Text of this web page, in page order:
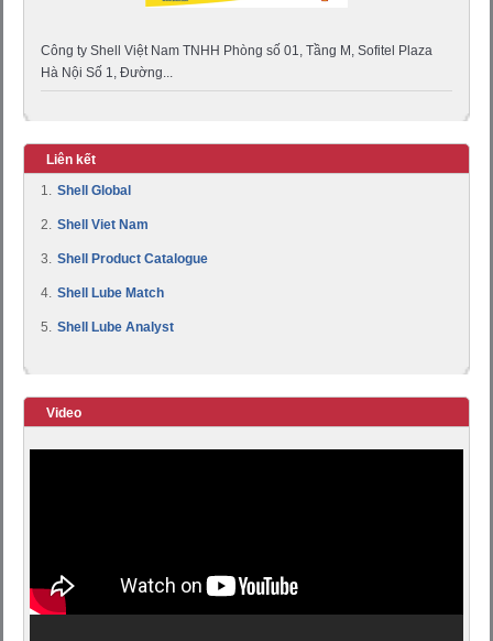
Công ty Shell Việt Nam TNHH Phòng số 01, Tầng M, Sofitel Plaza
Hà Nội Số 1, Đường...
Liên kết
1. Shell Global
2. Shell Viet Nam
3. Shell Product Catalogue
4. Shell Lube Match
5. Shell Lube Analyst
Video